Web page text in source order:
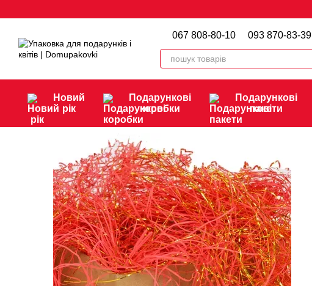
067 808-80-10 093 870-83-39
Новий
рік
Подарункові
коробки
Подарункові
пакети